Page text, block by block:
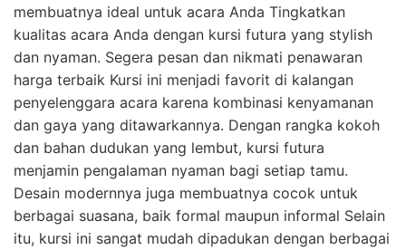
membuatnya ideal untuk acara Anda Tingkatkan
kualitas acara Anda dengan kursi futura yang stylish
dan nyaman. Segera pesan dan nikmati penawaran
harga terbaik Kursi ini menjadi favorit di kalangan
penyelenggara acara karena kombinasi kenyamanan
dan gaya yang ditawarkannya. Dengan rangka kokoh
dan bahan dudukan yang lembut, kursi futura
menjamin pengalaman nyaman bagi setiap tamu.
Desain modernnya juga membuatnya cocok untuk
berbagai suasana, baik formal maupun informal Selain
itu, kursi ini sangat mudah dipadukan dengan berbagai